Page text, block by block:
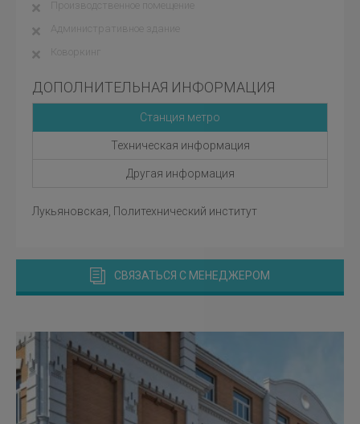
Производственное помещение
Административное здание
Коворкинг
ДОПОЛНИТЕЛЬНАЯ ИНФОРМАЦИЯ
Станция метро
Техническая информация
Другая информация
Лукьяновская, Политехнический институт
СВЯЗАТЬСЯ С МЕНЕДЖЕРОМ